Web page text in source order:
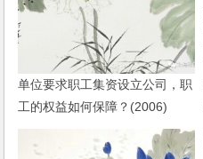
单位要求职工集资设立公司，职
工的权益如何保障？(2006)